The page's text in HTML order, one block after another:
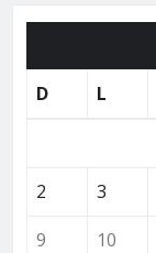
D
L
2
3
9
10